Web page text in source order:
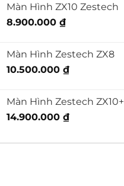
Màn Hình ZX10 Zestech
8.900.000 ₫
Màn Hình Zestech ZX8
10.500.000 ₫
Màn Hình Zestech ZX10+
14.900.000 ₫